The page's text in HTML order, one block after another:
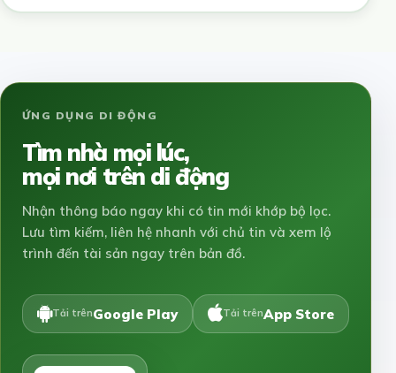
ỨNG DỤNG DI ĐỘNG
Tìm nhà mọi lúc,
mọi nơi trên di động
Nhận thông báo ngay khi có tin mới khớp bộ lọc.
Lưu tìm kiếm, liên hệ nhanh với chủ tin và xem lộ
trình đến tài sản ngay trên bản đồ.
Tải trênGoogle Play Tải trênApp Store